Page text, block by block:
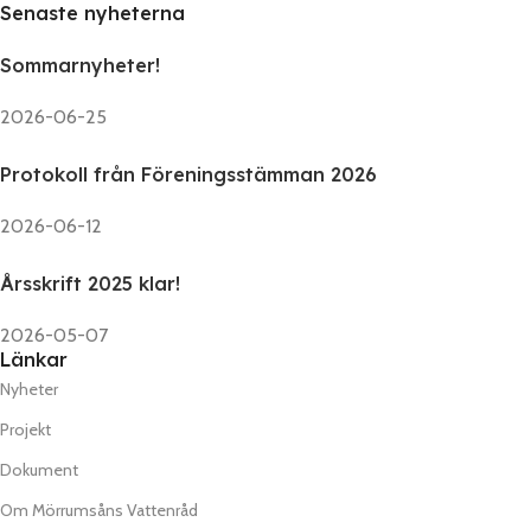
Senaste nyheterna
Sommarnyheter!
2026-06-25
Protokoll från Föreningsstämman 2026
2026-06-12
Årsskrift 2025 klar!
2026-05-07
Länkar
Nyheter
Projekt
Dokument
Om Mörrumsåns Vattenråd